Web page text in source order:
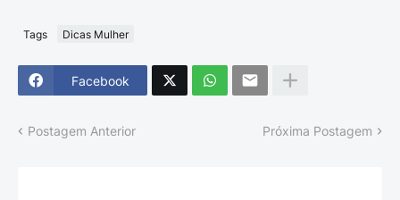
Tags Dicas Mulher
Facebook
Postagem Anterior Próxima Postagem